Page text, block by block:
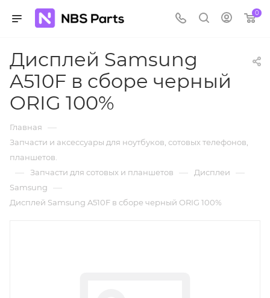
0
Дисплей Samsung
A510F в сборе черный
ORIG 100%
Главная —
Запчасти и аксессуары для ноутбуков, сотовых телефонов,
планшетов.
— Запчасти для сотовых и планшетов — Дисплеи —
Samsung —
Дисплей Samsung A510F в сборе черный ORIG 100%